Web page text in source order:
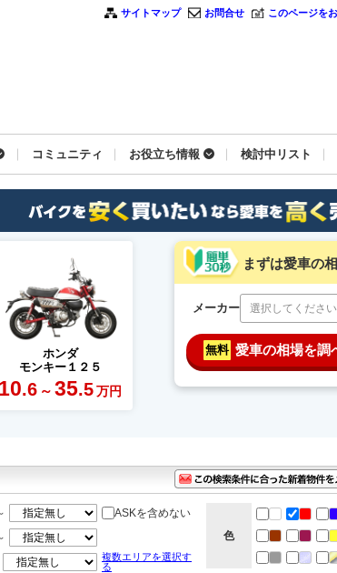
サイトマップ お問合せ このページを
コミュニティ お役立ち情報 検討中リスト
ホンダ
モンキー１２５
10.6 ～ 35.5万円
まずは愛車の
メーカー 選択してください
無料 愛車の相場を調
ASKを含めない
複数エリアを選択す
る
色